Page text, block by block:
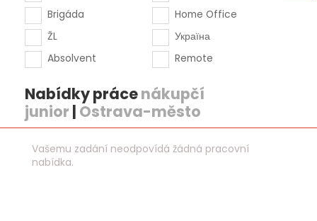
Brigáda
ŽL
Absolvent
Home Office
Україна
Remote
Nabídky prácenákupčí
junior | Ostrava-město
Vašemu zadání neodpovídá žádná pracovní
nabídka.